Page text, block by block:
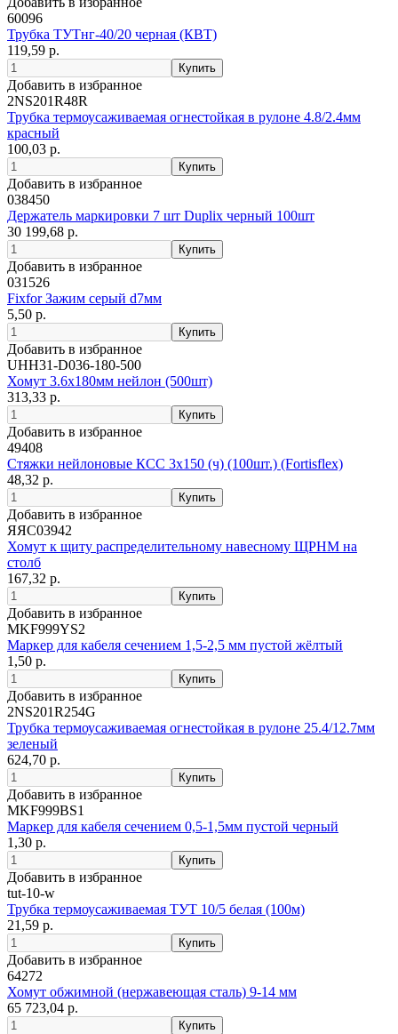
60096
Трубка ТУТнг-40/20 черная (КВТ)
119,59 р.
Добавить в избранное
2NS201R48R
Трубка термоусаживаемая огнестойкая в рулоне 4.8/2.4мм
красный
100,03 р.
Добавить в избранное
038450
Держатель маркировки 7 шт Duplix черный 100шт
30 199,68 р.
Добавить в избранное
031526
Fixfor Зажим серый d7мм
5,50 р.
Добавить в избранное
UHH31-D036-180-500
Хомут 3.6х180мм нейлон (500шт)
313,33 р.
Добавить в избранное
49408
Стяжки нейлоновые КСС 3х150 (ч) (100шт.) (Fortisflex)
48,32 р.
Добавить в избранное
ЯЯС03942
Хомут к щиту распределительному навесному ЩРНМ на
столб
167,32 р.
Добавить в избранное
MKF999YS2
Маркер для кабеля сечением 1,5-2,5 мм пустой жёлтый
1,50 р.
Добавить в избранное
2NS201R254G
Трубка термоусаживаемая огнестойкая в рулоне 25.4/12.7мм
зеленый
624,70 р.
Добавить в избранное
MKF999BS1
Маркер для кабеля сечением 0,5-1,5мм пустой черный
1,30 р.
Добавить в избранное
tut-10-w
Трубка термоусаживаемая ТУТ 10/5 белая (100м)
21,59 р.
Добавить в избранное
64272
Хомут обжимной (нержавеющая сталь) 9-14 мм
65 723,04 р.